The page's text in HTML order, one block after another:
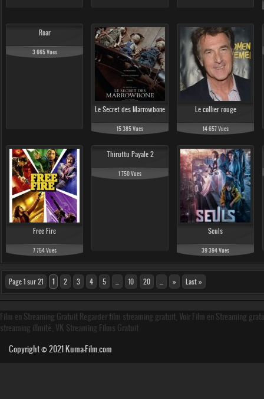
Roar
3 665 Vues
Le Secret des Marrowbone
15 385 Vues
Le collier rouge
14 657 Vues
Free Fire
7 754 Vues
Thiruttu Payale 2
1 750 Vues
Seuls
39 394 Vues
Page 1 sur 21 1 2 3 4 5 10 20 » Last »
Film en Streaming Gratuit Regarder film streaming gratuit, Voir Film en Streaming
streaming illmité, VK Streaming Films Gratuit
Copyright © 2021Kuma-Film.com